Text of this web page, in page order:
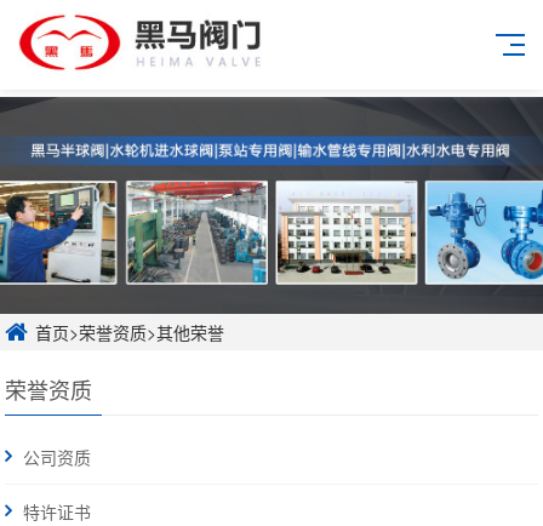
首页>荣誉资质>其他荣誉
荣誉资质
公司资质
特许证书